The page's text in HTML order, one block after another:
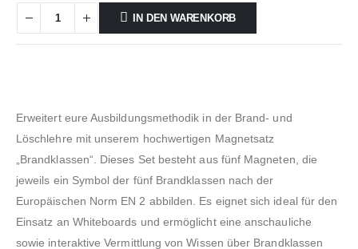
IN DEN WARENKORB
Erweitert eure Ausbildungsmethodik in der Brand- und
Löschlehre mit unserem hochwertigen Magnetsatz
„Brandklassen“. Dieses Set besteht aus fünf Magneten, die
jeweils ein Symbol der fünf Brandklassen nach der
Europäischen Norm EN 2 abbilden. Es eignet sich ideal für den
Einsatz an Whiteboards und ermöglicht eine anschauliche
sowie interaktive Vermittlung von Wissen über Brandklassen